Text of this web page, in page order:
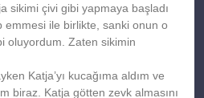
sikimi çivi gibi yapmaya başladı
emmesi ile birlikte, sanki onun o
oluyordum. Zaten sikimin
Katja’yı kucağıma aldım ve
biraz. Katja götten zevk almasını